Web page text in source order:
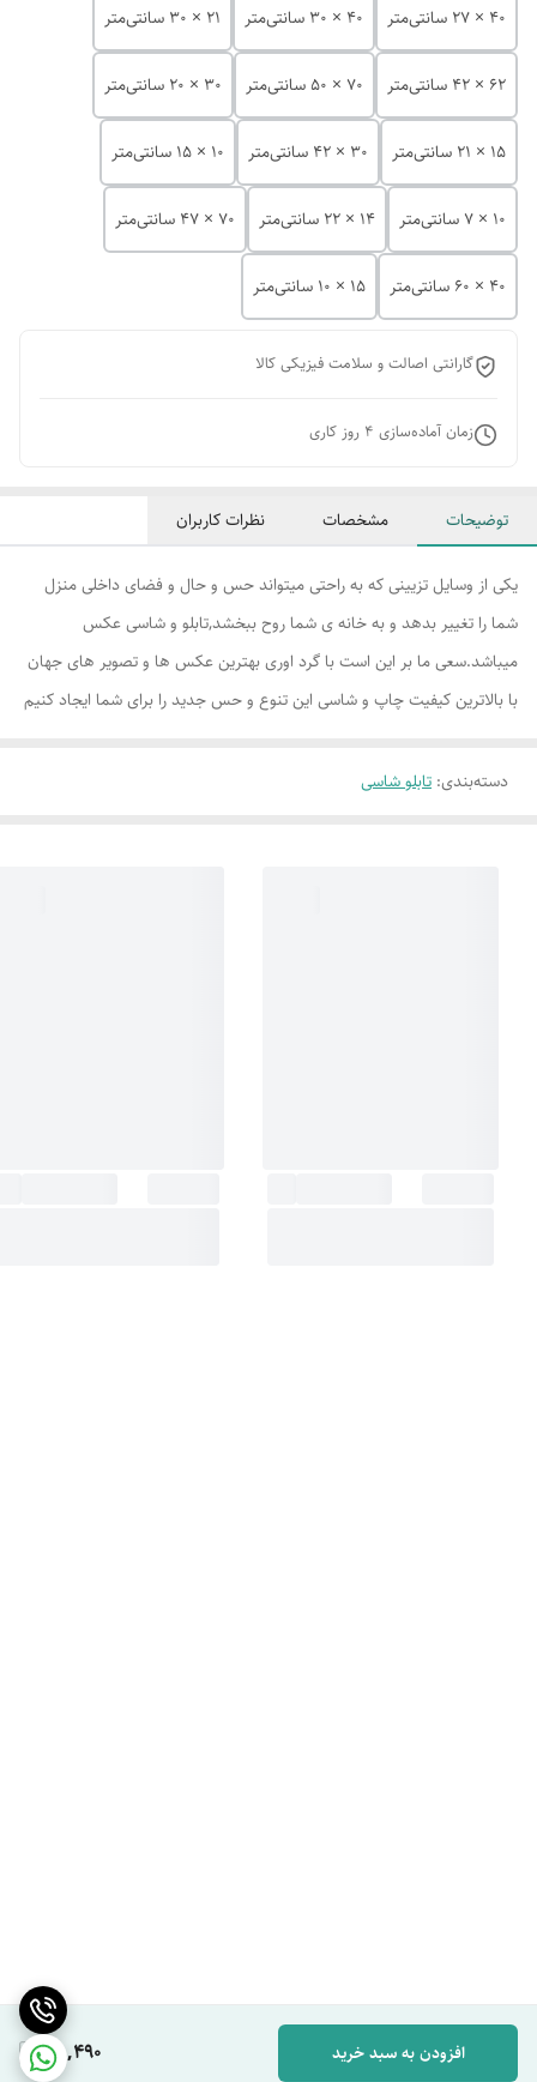
40 × 27 سانتی‌متر 40 × 30 سانتی‌متر 21 × 30 سانتی‌متر
62 × 42 سانتی‌متر 70 × 50 سانتی‌متر 30 × 20 سانتی‌متر
15 × 21 سانتی‌متر 30 × 42 سانتی‌متر 10 × 15 سانتی‌متر
10 × 7 سانتی‌متر 14 × 22 سانتی‌متر 70 × 47 سانتی‌متر
40 × 60 سانتی‌متر 15 × 10 سانتی‌متر
گارانتی اصالت و سلامت فیزیکی کالا
زمان آماده‌سازی 4 روز کاری
38,490 افزودن به سبد خرید
توضیحات مشخصات نظرات کاربران
یکی از وسایل تزیینی که به راحتی میتواند حس و حال و فضای داخلی منزل
شما را تغییر بدهد و به خانه ی شما روح ببخشد,تابلو و شاسی عکس
میباشد.سعی ما بر این است با گرد اوری بهترین عکس ها و تصویر های جهان
با بالاترین کیفیت چاپ و شاسی این تنوع و حس جدید را برای شما ایجاد کنیم
دسته‌بندی: تابلو شاسی